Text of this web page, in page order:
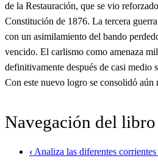
de la Restauración, que se vio
Constitución de 1876. La tercera
con un asimilamiento del bando
vencido. El carlismo como amenaza
definitivamente después de casi medio
Con este nuevo logro se consolidó aún
Navegación del libro
‹ Analiza las diferentes